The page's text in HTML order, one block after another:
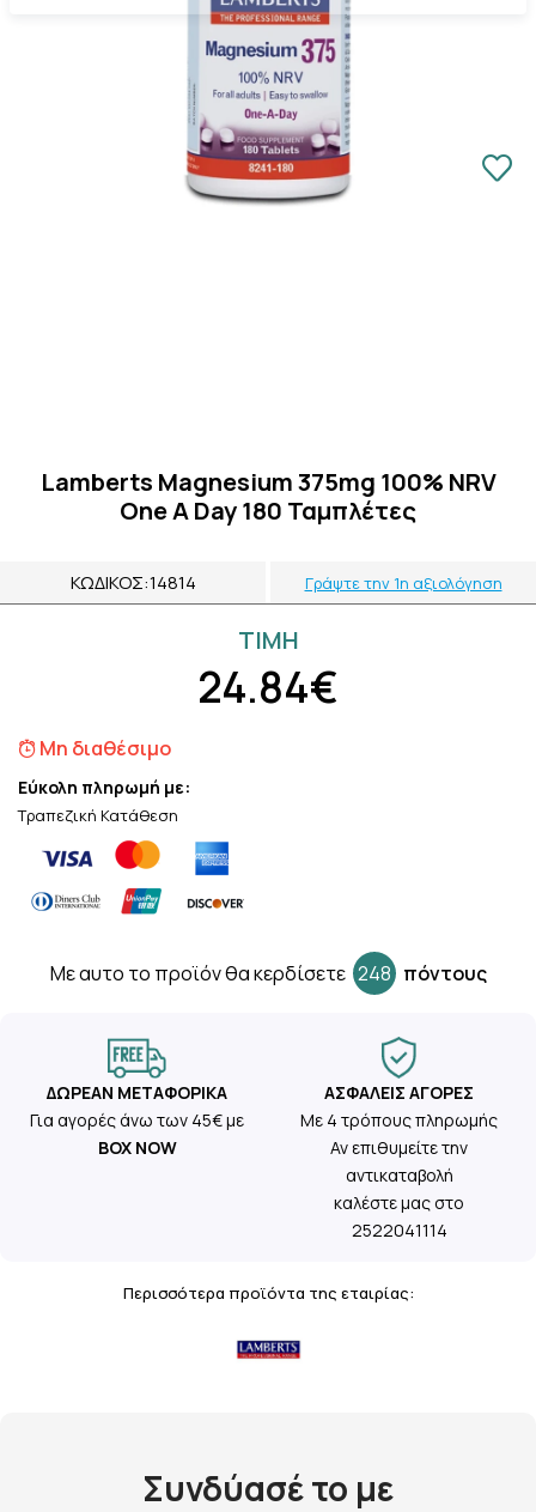
Lamberts Magnesium 375mg 100% NRV
One A Day 180 Ταμπλέτες
ΚΩΔΙΚΌΣ:14814 Γράψτε την 1η αξιολόγηση
ΤΙΜH
24.84€
Μη διαθέσιμο
Εύκολη πληρωμή με:
Τραπεζική Κατάθεση
Mε αυτο το προϊόν θα κερδίσετε 248 πόντους
ΔΩΡΕΆΝ ΜΕΤΑΦΟΡΙΚΆ
Για αγορές άνω των 45€ με
BOX NOW
ΑΣΦΑΛΕΊΣ ΑΓΟΡΈΣ
Με 4 τρόπους πληρωμής
Αν επιθυμείτε την
αντικαταβολή
καλέστε μας στο
2522041114
Περισσότερα προϊόντα της εταιρίας:
Συνδύασέ το με